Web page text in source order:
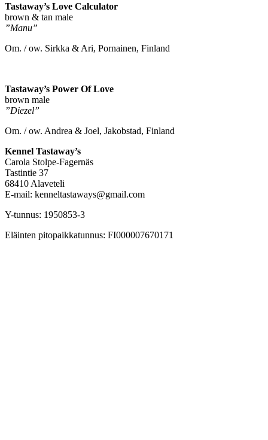
Tastaway’s Love Calculator
brown & tan male
”Manu”
Om. / ow. Sirkka & Ari, Pornainen, Finland
Tastaway’s Power Of Love
brown male
”Diezel”
Om. / ow. Andrea & Joel, Jakobstad, Finland
Kennel Tastaway’s
Carola Stolpe-Fagernäs
Tastintie 37
68410 Alaveteli
E-mail: kenneltastaways@gmail.com
Y-tunnus: 1950853-3
Eläinten pitopaikkatunnus: FI000007670171